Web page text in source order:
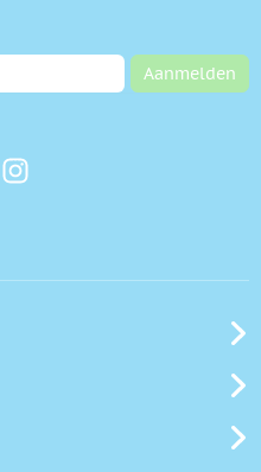
Aanmelden